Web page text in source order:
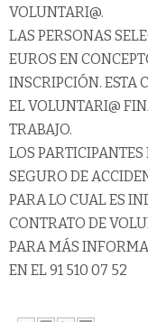
VOLUNTARI@.
LAS PERSONAS
EUROS EN
INSCRIPCIÓN. ESTA
EL VOLUNTARI@
TRABAJO.
LOS
SEGURO DE
PARA LO CUAL ES
CONTRATO DE
PARA MÁS
EN EL 91 510 07 52